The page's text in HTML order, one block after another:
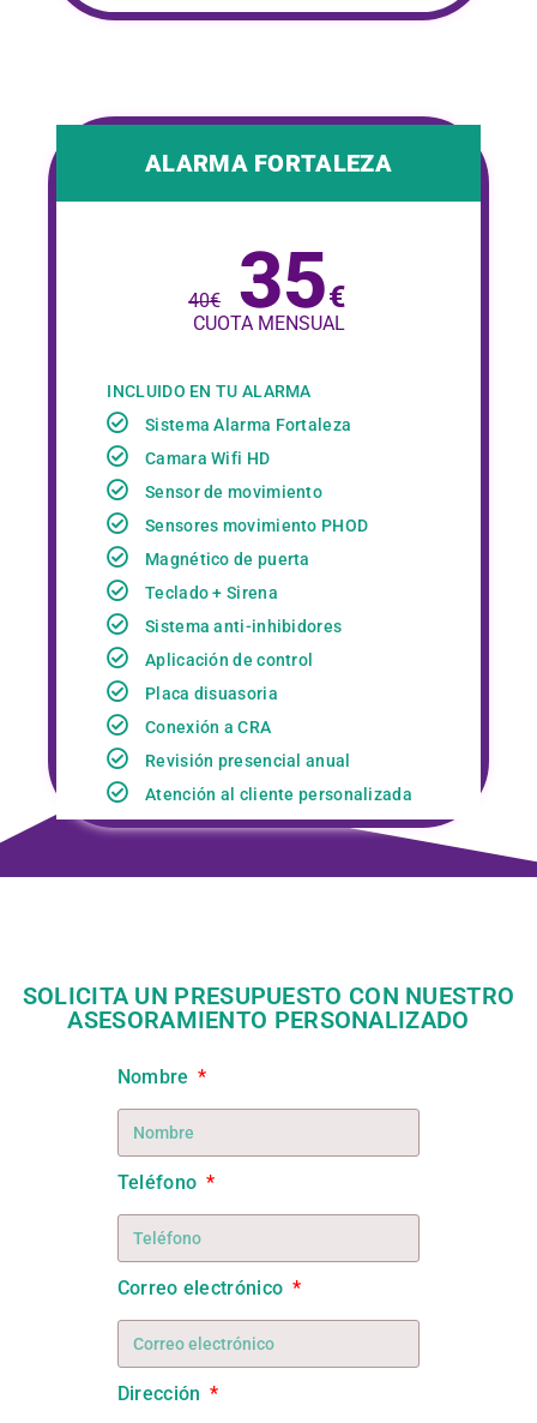
ALARMA FORTALEZA
40€ 35€
CUOTA MENSUAL
INCLUIDO EN TU ALARMA
Sistema Alarma Fortaleza
Camara Wifi HD
Sensor de movimiento
Sensores movimiento PHOD
Magnético de puerta
Teclado + Sirena
Sistema anti-inhibidores
Aplicación de control
Placa disuasoria
Conexión a CRA
Revisión presencial anual
Atención al cliente personalizada
SOLICITA UN PRESUPUESTO CON NUESTRO
ASESORAMIENTO PERSONALIZADO
Nombre
Teléfono
Correo electrónico
Dirección